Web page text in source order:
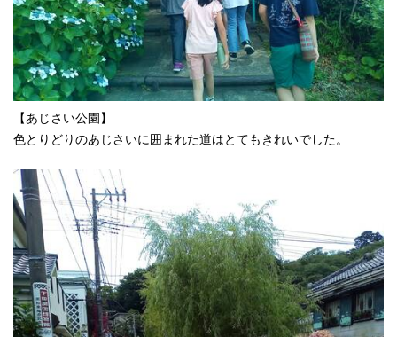
【あじさい公園】
色とりどりのあじさいに囲まれた道はとてもきれいでした。